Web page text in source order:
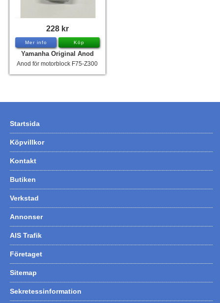
228 kr
Mer info Köp
Yamanha Original Anod
Anod för motorblock F75-Z300
Startsida
Köpvillkor
Kontakt
Butiken
Verkstad
Annonser
AIS Trafik
Företaget
Sitemap
Sekretessinformation